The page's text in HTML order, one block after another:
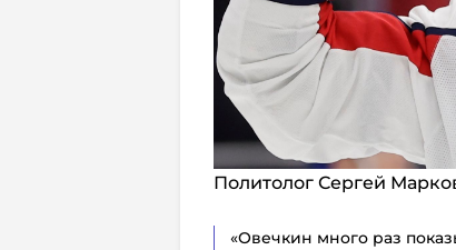
Политолог Сергей
«Овечкин много раз